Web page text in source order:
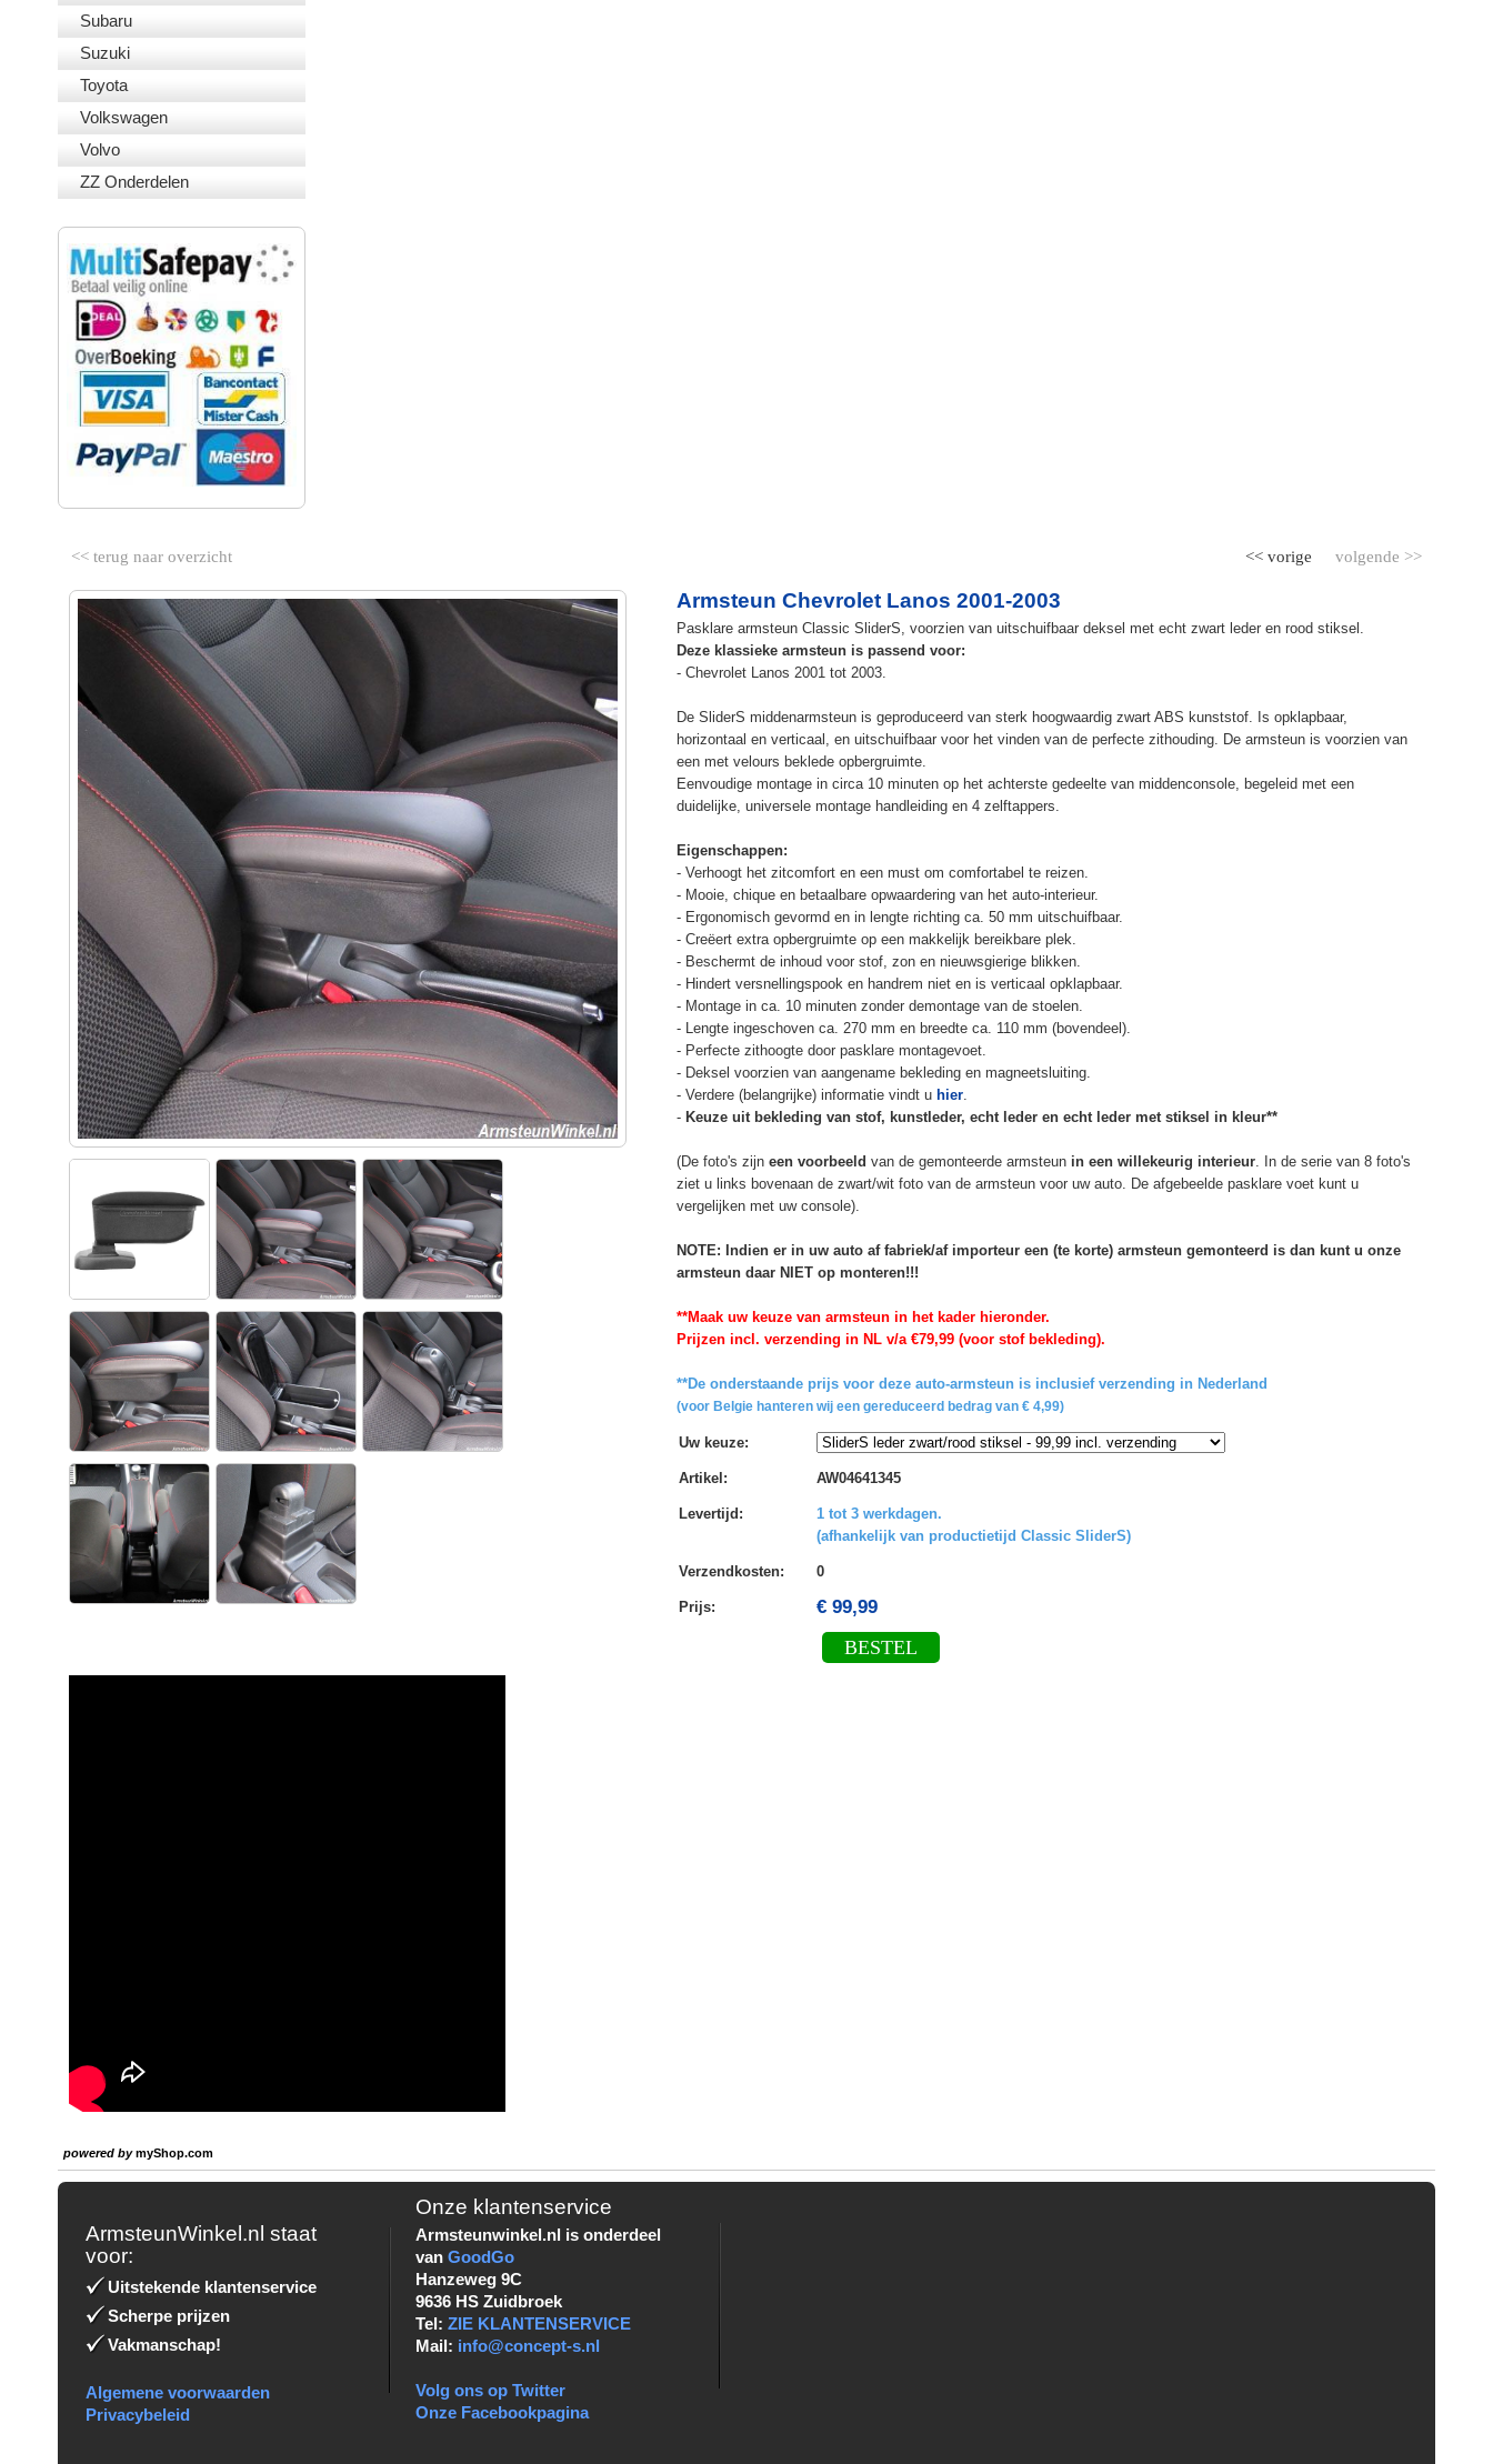
Subaru
Suzuki
Toyota
Volkswagen
Volvo
ZZ Onderdelen
<< terug naar overzicht volgende >>
<< vorige
Armsteun Chevrolet Lanos 2001-2003
Pasklare armsteun Classic SliderS, voorzien van uitschuifbaar deksel met echt zwart leder en rood stiksel.
Deze klassieke armsteun is passend voor:
- Chevrolet Lanos 2001 tot 2003.
De SliderS middenarmsteun is geproduceerd van sterk hoogwaardig zwart ABS kunststof. Is opklapbaar,
horizontaal en verticaal, en uitschuifbaar voor het vinden van de perfecte zithouding. De armsteun is voorzien van
een met velours beklede opbergruimte.
Eenvoudige montage in circa 10 minuten op het achterste gedeelte van middenconsole, begeleid met een
duidelijke, universele montage handleiding en 4 zelftappers.
Eigenschappen:
- Verhoogt het zitcomfort en een must om comfortabel te reizen.
- Mooie, chique en betaalbare opwaardering van het auto-interieur.
- Ergonomisch gevormd en in lengte richting ca. 50 mm uitschuifbaar.
- Creëert extra opbergruimte op een makkelijk bereikbare plek.
- Beschermt de inhoud voor stof, zon en nieuwsgierige blikken.
- Hindert versnellingspook en handrem niet en is verticaal opklapbaar.
- Montage in ca. 10 minuten zonder demontage van de stoelen.
- Lengte ingeschoven ca. 270 mm en breedte ca. 110 mm (bovendeel).
- Perfecte zithoogte door pasklare montagevoet.
- Deksel voorzien van aangename bekleding en magneetsluiting.
- Verdere (belangrijke) informatie vindt u hier.
- Keuze uit bekleding van stof, kunstleder, echt leder en echt leder met stiksel in kleur**
(De foto's zijn een voorbeeld van de gemonteerde armsteun in een willekeurig interieur. In de serie van 8 foto's
ziet u links bovenaan de zwart/wit foto van de armsteun voor uw auto. De afgebeelde pasklare voet kunt u
vergelijken met uw console).
NOTE: Indien er in uw auto af fabriek/af importeur een (te korte) armsteun gemonteerd is dan kunt u onze
armsteun daar NIET op monteren!!!
**Maak uw keuze van armsteun in het kader hieronder.
Prijzen incl. verzending in NL v/a €79,99 (voor stof bekleding).
**De onderstaande prijs voor deze auto-armsteun is inclusief verzending in Nederland
(voor Belgie hanteren wij een gereduceerd bedrag van € 4,99)
Uw keuze:
Artikel : AW04641345
Levertijd :
1 tot 3 werkdagen.
(afhankelijk van productietijd Classic SliderS)
Verzendkosten: 0
Prijs: € 99,99
BESTEL
powered bymyShop.com
ArmsteunWinkel.nl staat
voor:
Uitstekende klantenservice
Scherpe prijzen
Vakmanschap!
Algemene voorwaarden
Privacybeleid
Onze klantenservice
Armsteunwinkel.nl is onderdeel
vanGoodGo
Hanzeweg 9C
9636 HS Zuidbroek
Tel:ZIE KLANTENSERVICE
Mail: info@concept-s.nl
Volg ons op Twitter
Onze Facebookpagina